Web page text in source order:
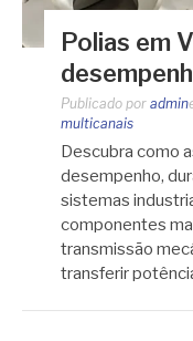
Polias em
Publicado por admin
multicanais
Descubra como
desempenho,
sistemas
componentes
transmissão
transferir